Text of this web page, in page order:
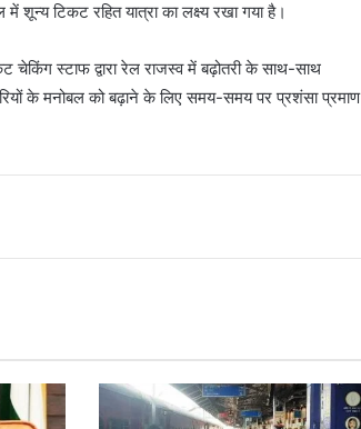
शून्य टिकट रहित यात्रा का लक्ष्य रखा गया है।
चेकिंग स्टाफ द्वारा रेल राजस्व में बढ़ोतरी के साथ-साथ
के मनोबल को बढ़ाने के लिए समय-समय पर प्रशंसा प्रमाण